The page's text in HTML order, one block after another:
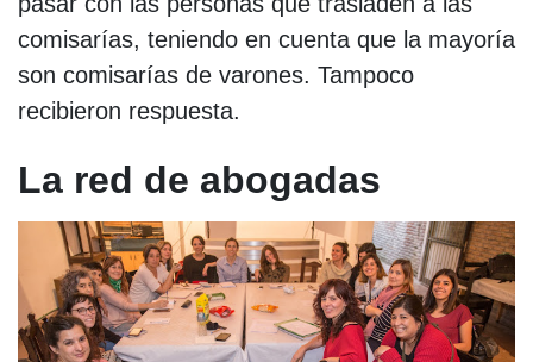
comisarías, teniendo en cuenta que la mayoría
son comisarías de varones. Tampoco
recibieron respuesta.
La red de abogadas